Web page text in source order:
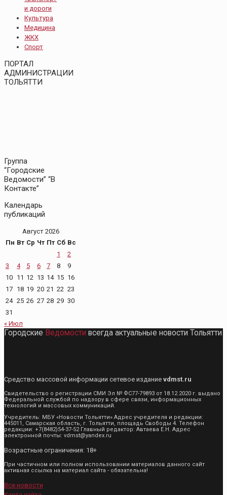
и дороги
Культура
Медицина
ЖКХ
Спорт
ПОРТАЛ
АДМИНИСТРАЦИИ
ТОЛЬЯТТИ
Группа
“Городские
Ведомости” “В
Контакте”
Календарь
публикаций
Август 2026
Пн Вт Ср Чт Пт Сб Вс
1
2
3
4 5 6 7 8
9
10 11 12 13 14 15 16
17 18 19 20 21 22 23
24 25 26 27 28 29 30
31
« Июл
Городские Ведомости всегда актуальные новости Тольятти
Средство массовой информации сетевое издание vdmst.ru
Свидетельство о регистрации СМИ Эл № ФС77-79893 от 18.12.2020 г. выдано
Федеральной службой по надзору в сфере связи, информационных
технологий и массовых коммуникаций.
Учредитель: МБУ «Новости Тольятти» Адрес учредителя и редакции:
445011, Самарская область, г. Тольятти, площадь Свободы 4. Телефон
редакции: +7(8482)54-37-52 Главный редактор: Автаева Е.Н. Адрес
электронной почты: vdmst@yandex.ru
Возрастные ограничения: 18+
При частичном или полном использовании материалов данного сайт
активная ссылка на материал сайта - обязательна!
Все новости